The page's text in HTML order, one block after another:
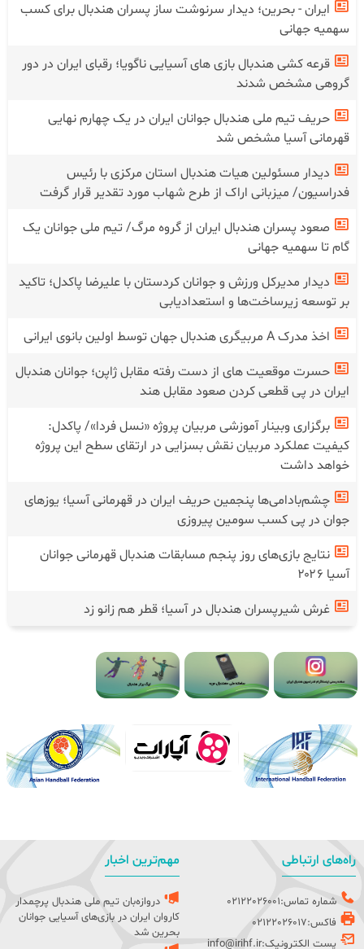
ایران - بحرین؛ دیدار سرنوشت ساز پسران هندبال برای کسب
سهمیه جهانی
قرعه کشی هندبال بازی های آسیایی ناگویا؛ رقبای ایران در دور
گروهی مشخص شدند
حریف تیم ملی هندبال جوانان ایران در یک چهارم نهایی
قهرمانی آسیا مشخص شد
دیدار مسئولین هیات هندبال استان مرکزی با رئیس
فدراسیون/ میزبانی اراک از طرح شهاب مورد تقدیر قرار گرفت
صعود پسران هندبال ایران از گروه مرگ/ تیم ملی جوانان یک
گام تا سهمیه جهانی
دیدار مدیرکل ورزش و جوانان کردستان با علیرضا پاکدل؛ تاکید
بر توسعه زیرساخت‌ها و استعدادیابی
اخذ مدرک A مربیگری هندبال جهان توسط اولین بانوی ایرانی
حسرت موقعیت های از دست رفته مقابل ژاپن؛ جوانان هندبال
ایران در پی قطعی کردن صعود مقابل هند
برگزاری وبینار آموزشی مربیان پروژه «نسل فردا»/ پاکدل:
کیفیت عملکرد مربیان نقش بسزایی در ارتقای سطح این پروژه
خواهد داشت
چشم‌بادامی‌ها پنجمین حریف ایران در قهرمانی آسیا؛ یوز‌های
جوان در پی کسب سومین پیروزی
نتایج بازی‌های روز پنجم مسابقات هندبال قهرمانی جوانان
آسیا ۲۰۲۶
غرش شیرپسران هندبال در آسیا؛ قطر هم زانو زد
راه‌های ارتباطی
شماره تماس:02122026001
فاکس:02122026017
پست الکترونیک:info@irihf.ir
مهم‌ترین اخبار
دروازه‌بان تیم ملی هندبال پرچمدار
کاروان ایران در بازی‌های آسیایی جوانان
بحرین شد